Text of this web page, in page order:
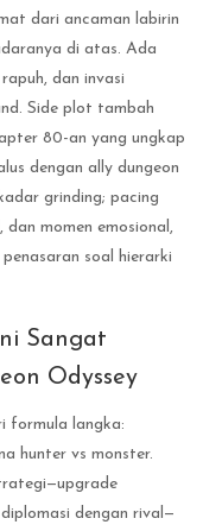
dari ancaman labirin
di atas. Ada
dan invasi
Side plot tambah
80-an yang ungkap
dengan ally dungeon
grinding; pacing
momen emosional,
soal hierarki
Sangat
Odyssey
formula langka:
hunter vs monster.
dengan rival—